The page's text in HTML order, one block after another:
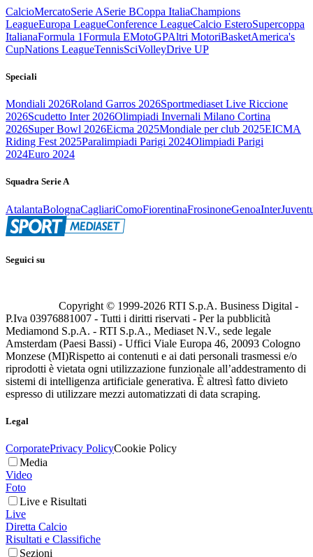
CalcioMercatoSerie ASerie BCoppa ItaliaChampions
LeagueEuropa LeagueConference LeagueCalcio EsteroSupercoppa
ItalianaFormula 1Formula EMotoGPAltri MotoriBasketAmerica's
CupNations LeagueTennisSciVolleyDrive UP
Speciali
Mondiali 2026Roland Garros 2026Sportmediaset Live Riccione
2026Scudetto Inter 2026Olimpiadi Invernali Milano Cortina
2026Super Bowl 2026Eicma 2025Mondiale per club 2025EICMA
Riding Fest 2025Paralimpiadi Parigi 2024Olimpiadi Parigi
2024Euro 2024
Squadra Serie A
AtalantaBolognaCagliariComoFiorentinaFrosinoneGenoaInter
Seguici su
Copyright © 1999-2026 RTI S.p.A. Business Digital -
P.Iva 03976881007 - Tutti i diritti riservati - Per la pubblicità
Mediamond S.p.A. - RTI S.p.A., Mediaset N.V., sede legale
Amsterdam (Paesi Bassi) - Uffici Viale Europa 46, 20093 Cologno
Monzese (MI)Rispetto ai contenuti e ai dati personali trasmessi e/o
riprodotti è vietata ogni utilizzazione funzionale all’addestramento di
sistemi di intelligenza artificiale generativa. È altresì fatto divieto
espresso di utilizzare mezzi automatizzati di data scraping.
Legal
CorporatePrivacy PolicyCookie Policy
Media
Video
Foto
Live e Risultati
Live
Diretta Calcio
Risultati e Classifiche
Sezioni